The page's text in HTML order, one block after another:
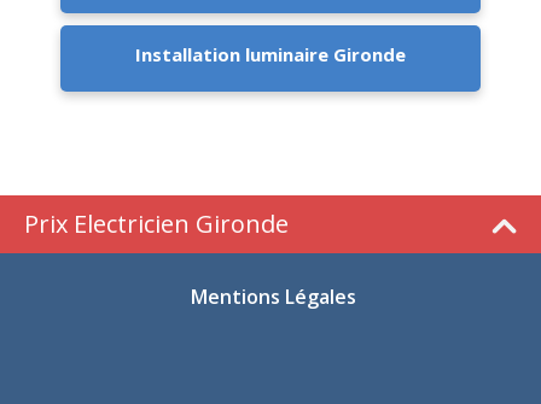
Installation luminaire Gironde
Prix Electricien Gironde
Mentions Légales